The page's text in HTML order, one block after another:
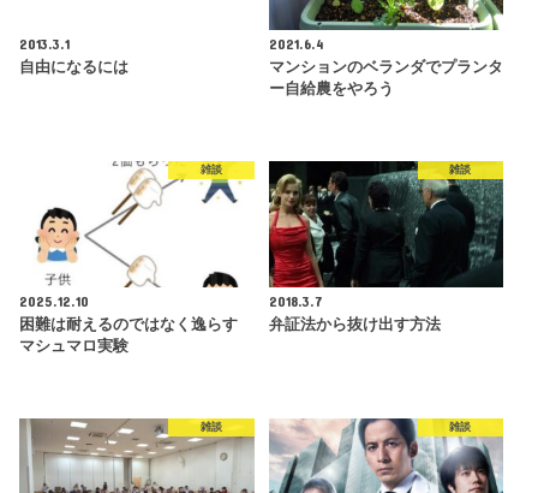
2013.3.1
自由になるには
2021.6.4
マンションのベランダでプランタ
ー自給農をやろう
雑談
2025.12.10
困難は耐えるのではなく逸らす
マシュマロ実験
雑談
2018.3.7
弁証法から抜け出す方法
雑談 雑談